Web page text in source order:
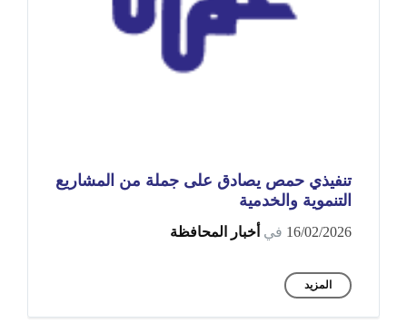
تنفيذي حمص يصادق على جملة من المشاريع
التنموية والخدمية
16/02/2026 في أخبار المحافظة
المزيد